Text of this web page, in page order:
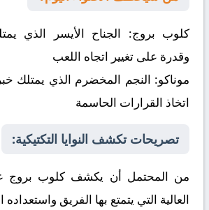
كلوب بروج: الجناح الأيسر الذي
وقدرة على تغيير اتجاه اللعب
موناكو: النجم المخضرم الذي يمتلك
اتخاذ القرارات الحاسمة
تصريحات تكشف النوايا التكتيكية:
من المحتمل أن يكشف كلوب بروج عن
العالية التي يتمتع بها الفريق واستعداده